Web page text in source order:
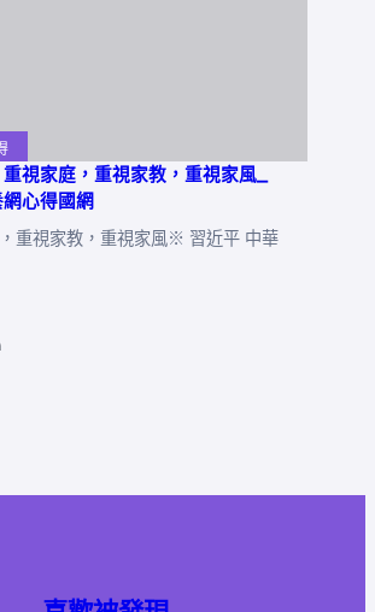
視家庭，重視家教，重視家風_
心得國網
重視家教，重視家風※ 習近平 中華